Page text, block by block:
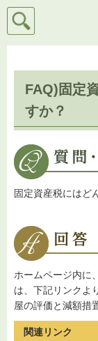
検索
FAQ)固定
すか？
固定資産税にはど
ホームページ内に
は、下記リンクよ
屋の評価と減額措
関連リンク